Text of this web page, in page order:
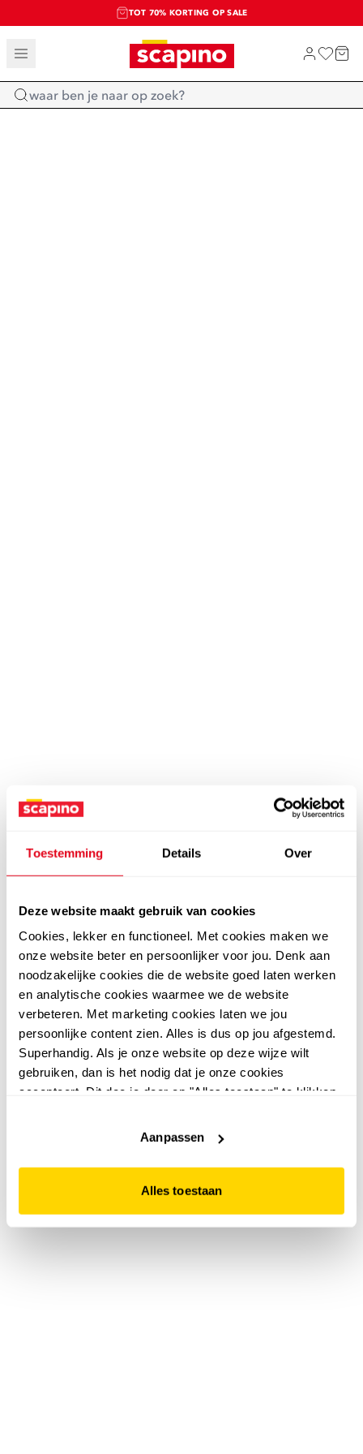
Toestemming Details Over
Deze website maakt gebruik van cookies
Cookies, lekker en functioneel. Met cookies maken we
onze website beter en persoonlijker voor jou. Denk aan
noodzakelijke cookies die de website goed laten werken
en analytische cookies waarmee we de website
verbeteren. Met marketing cookies laten we jou
persoonlijke content zien. Alles is dus op jou afgestemd.
Superhandig. Als je onze website op deze wijze wilt
gebruiken, dan is het nodig dat je onze cookies
accepteert. Dit doe je door op "Alles toestaan" te klikken.
website niet optimaal functioneert.
Aanpassen
Alles toestaan
TOT 70% KORTING OP SALE
SALE: LAATSTE KANS!
SHOP NIEUW
Home